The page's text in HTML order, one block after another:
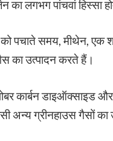
का लगभग पांचवां हिस्सा
पचाते समय, मीथेन, एक
का उत्पादन करते हैं।
कार्बन डाइऑक्साइड
अन्य ग्रीनहाउस गैसों का